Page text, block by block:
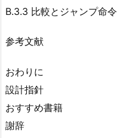
B.3.3 比較とジャンプ命令
参考文献
おわりに
設計指針
おすすめ書籍
謝辞